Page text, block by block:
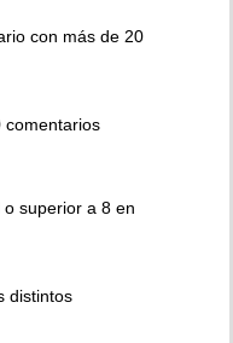
con más de 20
comentarios
superior a 8 en
distintos